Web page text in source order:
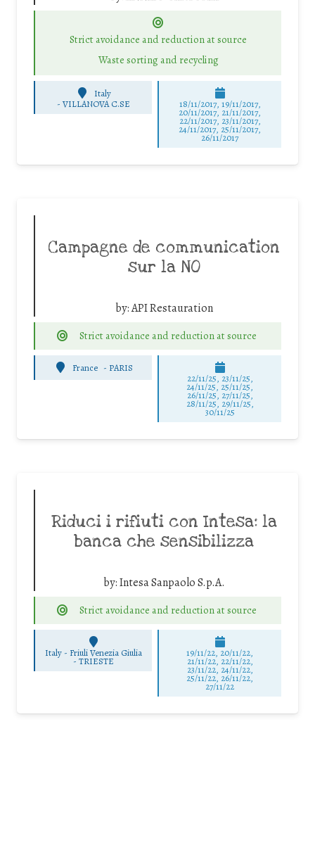
Strict avoidance and reduction at source
Waste sorting and recycling
Italy
- VILLANOVA C.SE 18/11/2017, 19/11/2017,
20/11/2017, 21/11/2017,
22/11/2017, 23/11/2017,
24/11/2017, 25/11/2017,
26/11/2017
Campagne de communication
sur la NO
by:API Restauration
Strict avoidance and reduction at source
France - PARIS
22/11/25, 23/11/25,
24/11/25, 25/11/25,
26/11/25, 27/11/25,
28/11/25, 29/11/25,
30/11/25
Riduci i rifiuti con Intesa: la
banca che sensibilizza
by:Intesa Sanpaolo S.p.A.
Strict avoidance and reduction at source
Italy - Friuli Venezia Giulia
- TRIESTE
19/11/22, 20/11/22,
21/11/22, 22/11/22,
23/11/22, 24/11/22,
25/11/22, 26/11/22,
27/11/22